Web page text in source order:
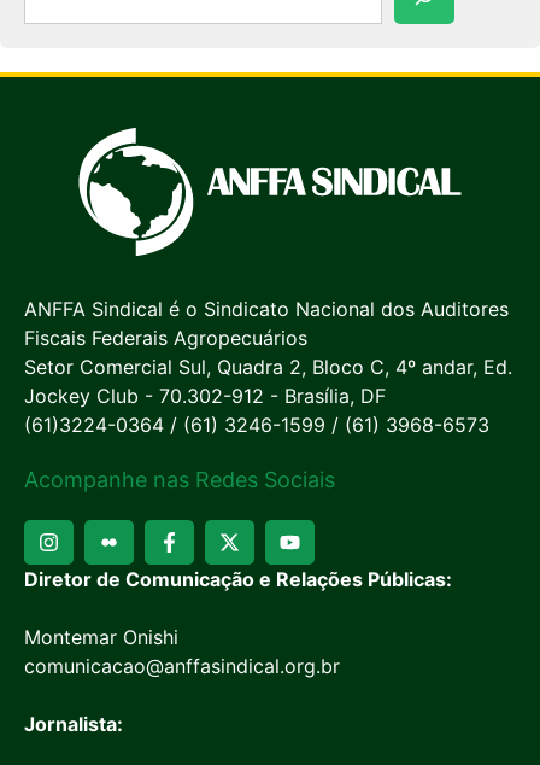
ANFFA Sindical é o Sindicato Nacional dos Auditores
Fiscais Federais Agropecuários
Setor Comercial Sul, Quadra 2, Bloco C, 4º andar, Ed.
Jockey Club - 70.302-912 - Brasília, DF
(61)3224-0364 / (61) 3246-1599 / (61) 3968-6573
Acompanhe nas Redes Sociais
Diretor de Comunicação e Relações Públicas:
Montemar Onishi
comunicacao@anffasindical.org.br
Jornalista: